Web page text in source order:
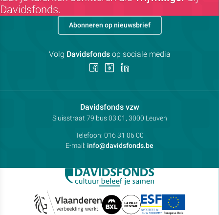
Davidsfonds.
Davidsfonds vzwContactpersoon:
Adres:
Sluisstraat 79 bus 03.01, 3000 Leuven
Telefoon: 016 31 06 00
E-mail: info@davidsfonds.be
Abonneren op nieuwsbrief
Volg Davidsfondsop sociale media
Volg Volg